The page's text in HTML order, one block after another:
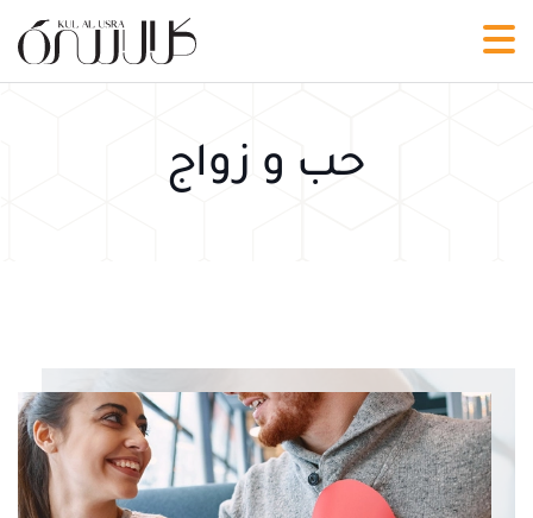
حب و زواج